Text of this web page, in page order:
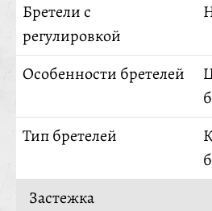
Бретели с
регулировкой
Особенности бретелей
Тип бретелей
Застежка